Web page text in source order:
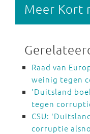
Meer Kort
Raad van
weinig tegen
'Duitsland
tegen
CSU:
corruptie